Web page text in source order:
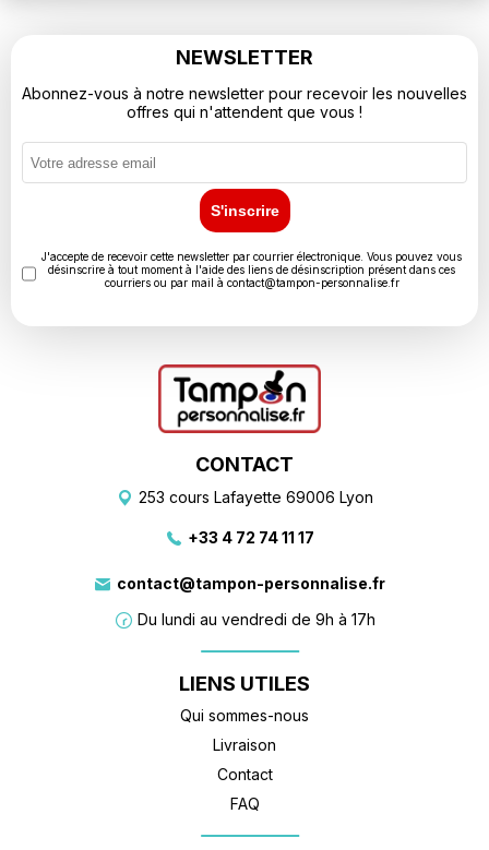
CONTACT
253 cours Lafayette 69006 Lyon
+33 4 72 74 11 17
contact@tampon-personnalise.fr
Du lundi au vendredi de 9h à 17h
LIENS UTILES
Qui sommes-nous
Livraison
Contact
FAQ
NEWSLETTER
Abonnez-vous à notre newsletter pour recevoir les nouvelles
offres qui n'attendent que vous !
S'inscrire
J'accepte de recevoir cette newsletter par courrier électronique. Vous pouvez vous
désinscrire à tout moment à l'aide des liens de désinscription présent dans ces
courriers ou par mail à contact@tampon-personnalise.fr